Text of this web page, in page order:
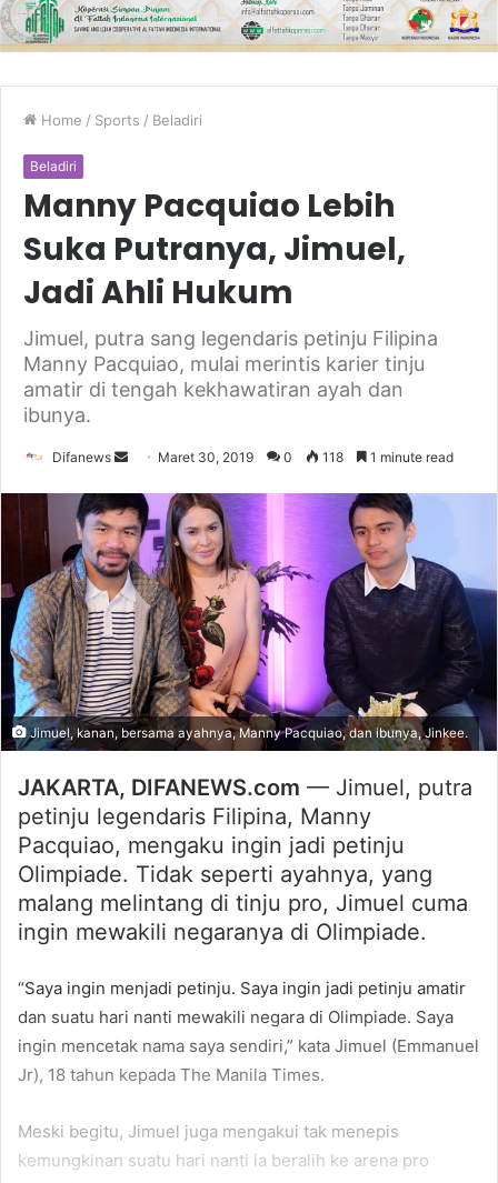
Home / Sports / Beladiri
Beladiri
Manny Pacquiao Lebih
Suka Putranya, Jimuel,
Jadi Ahli Hukum
Jimuel, putra sang legendaris petinju Filipina
Manny Pacquiao, mulai merintis karier tinju
amatir di tengah kekhawatiran ayah dan
ibunya.
Difanews
Send
email
Maret 30, 2019 0 118 1 minute read
Jimuel, kanan, bersama ayahnya, Manny Pacquiao, dan ibunya, Jinkee.
JAKARTA, DIFANEWS.com — Jimuel, putra
petinju legendaris Filipina, Manny
Pacquiao, mengaku ingin jadi petinju
Olimpiade. Tidak seperti ayahnya, yang
malang melintang di tinju pro, Jimuel cuma
ingin mewakili negaranya di Olimpiade.
“Saya ingin menjadi petinju. Saya ingin jadi petinju amatir
dan suatu hari nanti mewakili negara di Olimpiade. Saya
ingin mencetak nama saya sendiri,” kata Jimuel (Emmanuel
Jr), 18 tahun kepada The Manila Times.
Meski begitu, Jimuel juga mengakui tak menepis
kemungkinan suatu hari nanti ia beralih ke arena pro